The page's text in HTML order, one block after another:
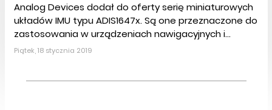
Analog Devices dodał do oferty serię miniaturowych
układów IMU typu ADIS1647x. Są one przeznaczone do
zastosowania w urządzeniach nawigacyjnych i...
Piątek, 18 stycznia 2019